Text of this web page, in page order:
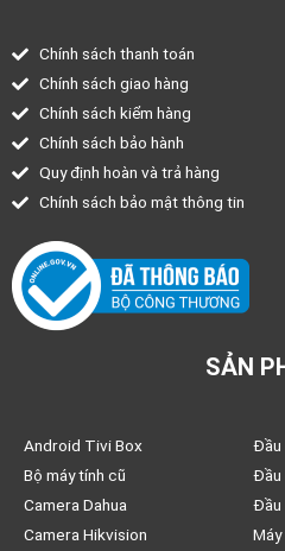
Chính sách thanh toán
Chính sách giao hàng
Chính sách kiểm hàng
Chính sách bảo hành
Quy định hoàn và trả hàng
Chính sách bảo mật thông tin
SẢN
Android Tivi Box
Bộ máy tính cũ
Camera Dahua
Camera Hikvision
Đầu
Đầu
Đầu
Máy